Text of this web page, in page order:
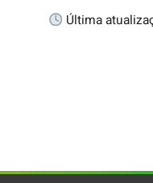
Última